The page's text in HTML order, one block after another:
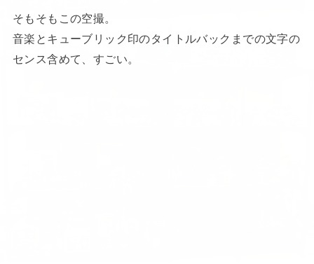
そもそもこの空撮。
音楽とキューブリック印のタイトルバックまでの文字の
センス含めて、すごい。